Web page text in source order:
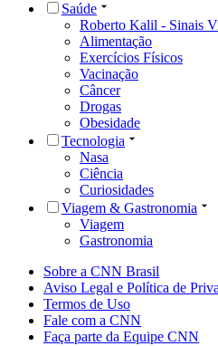
Saúde
Roberto Kalil - Sinais
Alimentação
Exercícios Físicos
Vacinação
Câncer
Drogas
Obesidade
Tecnologia
Nasa
Ciência
Curiosidades
Viagem & Gastronomia
Viagem
Gastronomia
Sobre a CNN Brasil
Aviso Legal e Política de
Termos de Uso
Fale com a CNN
Faça parte da Equipe CNN